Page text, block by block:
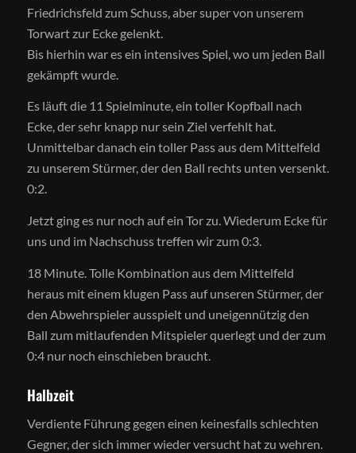
Friedrichsfeld zum Schuss, aber super von unserem
Torwart zur Ecke gelenkt.
Bis hierhin war es ein intensives Spiel, wo um jeden Ball
gekämpft wurde.
Es läuft die 11 Spielminute, ein toller Kopfball nach
Ecke, der sehr knapp nur sein Ziel verfehlt hat.
Unmittelbar danach ein toller Pass aus dem Mittelfeld
zu unserem Stürmer, der den Ball rechts unten versenkt.
0:2.
Jetzt ging es nur noch auf ein Tor zu. Wiederum Ecke für
uns und im Nachschuss treffen wir zum 0:3.
18 Minute. Tolle Kombination aus dem Mittelfeld
heraus mit einem klugen Pass auf unseren Stürmer, der
den Abwehrspieler ausspielt und uneigennützig den
Ball zum mitlaufenden Mitspieler querlegt und der zum
0:4 nur noch einschieben braucht.
Halbzeit
Verdiente Führung gegen einen keinesfalls schlechten
Gegner, der sich immer wieder versucht hat zu wehren.